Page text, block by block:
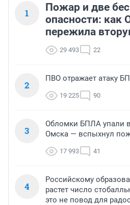
1
Пожар и две
опасности: как
пережила
29 493 22
2
ПВО отражает атаку
19 225 90
3
Обломки БПЛА упали
Омска — вспыхнул
17 993 41
4
Российскому
растет число
это не повод для